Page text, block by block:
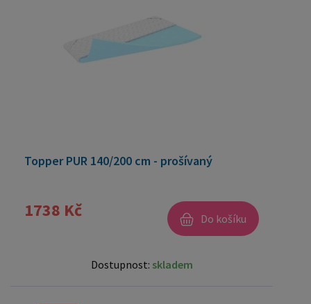
Topper PUR 140/200 cm - prošívaný
1738 Kč Do košíku
Dostupnost: skladem